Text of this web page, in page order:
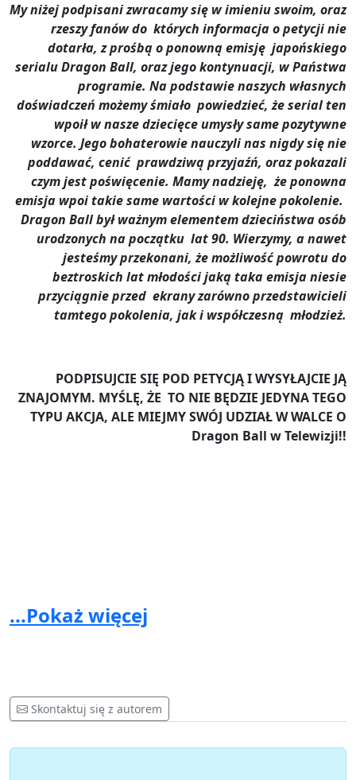
My niżej podpisani zwracamy się w imieniu swoim, oraz
rzeszy fanów do których informacja o petycji nie
dotarła, z prośbą o ponowną emisję japońskiego
serialu Dragon Ball, oraz jego kontynuacji, w Państwa
programie. Na podstawie naszych własnych
doświadczeń możemy śmiało powiedzieć, że serial ten
wpoił w nasze dziecięce umysły same pozytywne
wzorce. Jego bohaterowie nauczyli nas nigdy się nie
poddawać, cenić prawdziwą przyjaźń, oraz pokazali
czym jest poświęcenie. Mamy nadzieję, że ponowna
emisja wpoi takie same wartości w kolejne pokolenie.
Dragon Ball był ważnym elementem dzieciństwa osób
urodzonych na początku lat 90. Wierzymy, a nawet
jesteśmy przekonani, że możliwość powrotu do
beztroskich lat młodości jaką taka emisja niesie
przyciągnie przed ekrany zarówno przedstawicieli
tamtego pokolenia, jak i współczesną młodzież.
PODPISUJCIE SIĘ POD PETYCJĄ I WYSYŁAJCIE JĄ
ZNAJOMYM. MYŚLĘ, ŻE TO NIE BĘDZIE JEDYNA TEGO
TYPU AKCJA, ALE MIEJMY SWÓJ UDZIAŁ W WALCE O
Dragon Ball w Telewizji!!
PRAWDZIWYCH DANYCH PONIEWAŻ PODEJRZANE
...Pokaż więcej
Skontaktuj się z autorem